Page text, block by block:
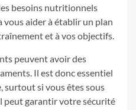
besoins nutritionnels
aider à établir un plan
et à vos objectifs.
peuvent avoir des
Il est donc essentiel
surtout si vous êtes sous
peut garantir votre sécurité